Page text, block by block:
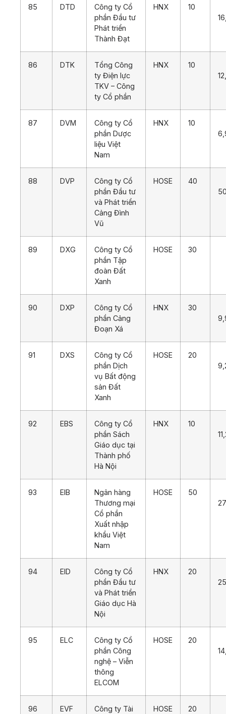
85 DTD
Công ty Cổ
phần Đầu tư
Phát triển
Thành Đạt
HNX
10
86 DTK
Tổng Công
ty Điện lực
TKV – Công
ty Cổ phần
HNX
10
87 DVM
Công ty Cổ
phần Dược
liệu Việt
Nam
HNX
10
88 DVP
Công ty Cổ
phần Đầu tư
và Phát triển
Cảng Đình
Vũ
HOSE
40
89 DXG
Công ty Cổ
phần Tập
đoàn Đất
Xanh
HOSE 30
90 DXP
Công ty Cổ
phần Cảng
Đoạn Xá
HNX
30
91 DXS
Công ty Cổ
phần Dịch
vụ Bất động
sản Đất
Xanh
HOSE
20
92 EBS
Công ty Cổ
phần Sách
Giáo dục tại
Thành phố
Hà Nội
HNX
10
93 EIB
Ngân hàng
Thương mại
Cổ phần
Xuất nhập
khẩu Việt
Nam
HOSE
50
94 EID
Công ty Cổ
phần Đầu tư
và Phát triển
Giáo dục Hà
Nội
HNX
20
95 ELC
Công ty Cổ
phần Công
nghệ – Viễn
thông
ELCOM
HOSE
20
96 EVF
Công ty Tài
HOSE
20